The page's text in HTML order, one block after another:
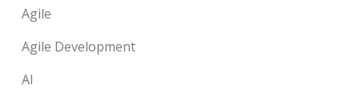
Agile
Agile Development
AI